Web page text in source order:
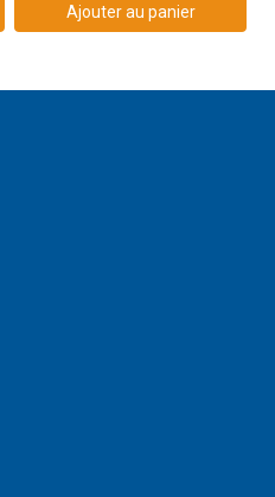
Ajouter au panier